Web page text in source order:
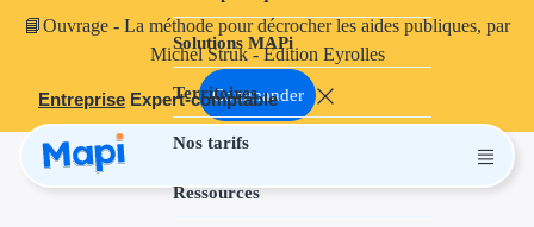
📘Ouvrage - La méthode pour décrocher les aides publiques, par
Michel Struk - Édition Eyrolles
Commander
Entreprise Expert-comptable
Solutions MAPi
Territoires
Nos tarifs
Ressources
Projets finançables
Aides à
Aides